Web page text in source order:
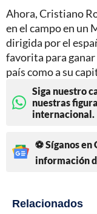
Ahora, Cristiano
en el campo en un
dirigida por el
favorita para
país como a su
Siga nuestro
nuestras
internacional.
⚽ Síganos
información
Relacionados